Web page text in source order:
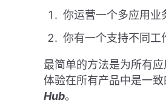
你运营一个多应用业
你有一个支持不同工
最简单的方法是为所有
体验在所有产品中是一
Hub。